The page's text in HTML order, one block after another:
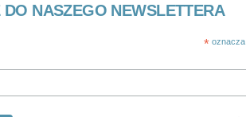
DO NASZEGO NEWSLETTERA
*